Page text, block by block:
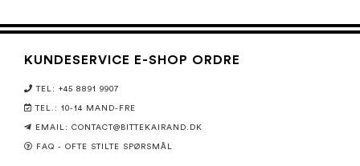
KUNDESERVICE E-SHOP ORDRE
TEL: +45 8891 9907
TEL.: 10-14 MAND-FRE
EMAIL: CONTACT@BITTEKAIRAND.DK
FAQ - OFTE STILTE SPØRSMÅL